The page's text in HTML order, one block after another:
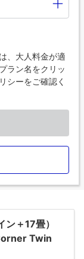
、大人料金が適
ラン名をクリッ
シーをご確認く
ン＋17畳）
Twin